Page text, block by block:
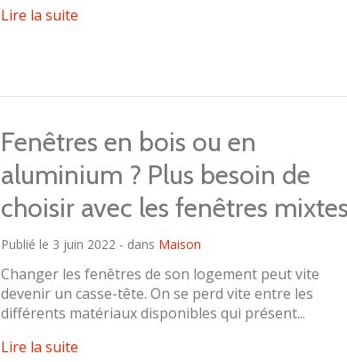
Lire la suite
Fenêtres en bois ou en
aluminium ? Plus besoin de
choisir avec les fenêtres mixtes
Publié le 3 juin 2022 - dans Maison
Changer les fenêtres de son logement peut vite
devenir un casse-tête. On se perd vite entre les
différents matériaux disponibles qui présent...
Lire la suite